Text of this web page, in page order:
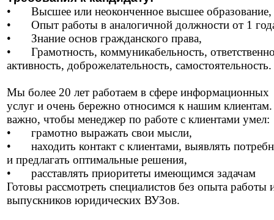
•
Высшее или неоконченное высшее образование,
•
Опыт работы в аналогичной должности от 1
•
Знание основ гражданского права,
•
Грамотность, коммуникабельность,
активность, доброжелательность, самостоятельность.
Мы более 20 лет работаем в сфере информационных
услуг и очень бережно относимся к нашим
важно, чтобы менеджер по работе с клиентами умел:
•
грамотно выражать свои мысли,
•
находить контакт с клиентами, выявлять
и предлагать оптимальные решения,
•
расставлять приоритеты имеющимся задачам
Готовы рассмотреть специалистов без опыта работы
выпускников юридических ВУЗов.